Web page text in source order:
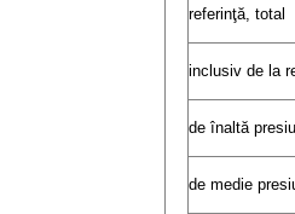
referinţă, total
inclusiv de la
de înaltă
de medie